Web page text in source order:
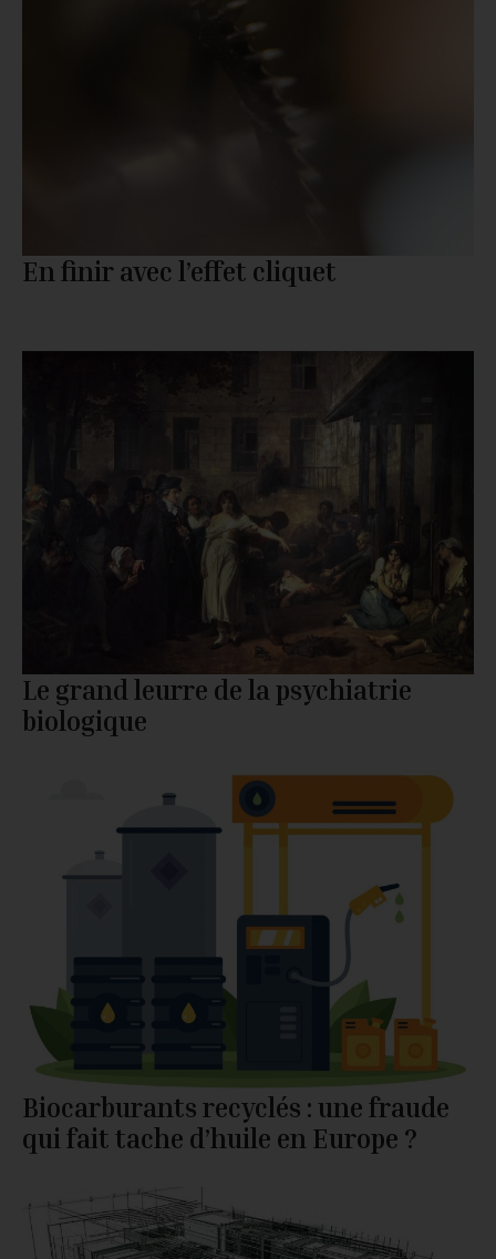
En finir avec l’effet cliquet
Le grand leurre de la psychiatrie
biologique
Biocarburants recyclés : une fraude
qui fait tache d’huile en Europe ?